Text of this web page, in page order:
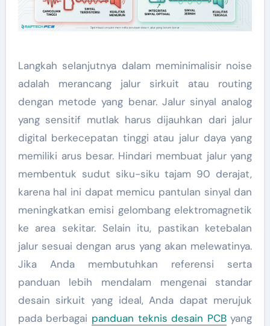
Langkah selanjutnya dalam meminimalisir noise
adalah merancang jalur sirkuit atau routing
dengan metode yang benar. Jalur sinyal analog
yang sensitif mutlak harus dijauhkan dari jalur
digital berkecepatan tinggi atau jalur daya yang
memiliki arus besar. Hindari membuat jalur yang
membentuk sudut siku-siku tajam 90 derajat,
karena hal ini dapat memicu pantulan sinyal dan
meningkatkan emisi gelombang elektromagnetik
ke area sekitar. Selain itu, pastikan ketebalan
jalur sesuai dengan arus yang akan melewatinya.
Jika Anda membutuhkan referensi serta
panduan lebih mendalam mengenai standar
desain sirkuit yang ideal, Anda dapat merujuk
pada berbagai panduan teknis desain PCByang